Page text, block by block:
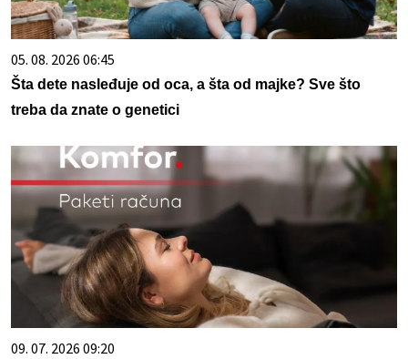
05. 08. 2026 06:45
Šta dete nasleđuje od oca, a šta od majke? Sve što
treba da znate o genetici
09. 07. 2026 09:20